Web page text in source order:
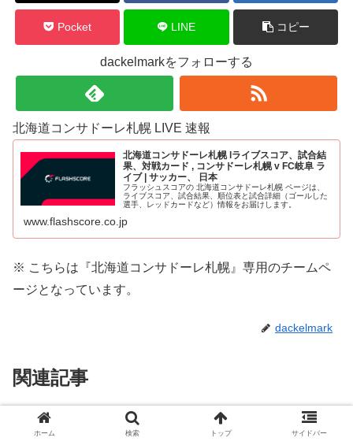
Pocket LINE コピー
dackelmarkをフォローする
北海道コンサドーレ札幌 LIVE 速報
北海道コンサドーレ札幌 lライブスコア、試合結
果、対戦カード , コンサドーレ札幌 v FC岐阜 ラ
イブ | サッカー、 日本
フラッシュスコアの 北海道コンサドーレ札幌 ページは、
ライブスコア、試合結果、順位表と試合詳細（ゴールした
選手、レッドカードなど）情報をお届けします。
www.flashscore.co.jp
※ こちらは『北海道コンサドーレ札幌』 専用のチームペ
ージとなっています。
dackelmark
関連記事
2021北海道コンサドーレ札幌の
ホーム 検索 トップ サイドバー